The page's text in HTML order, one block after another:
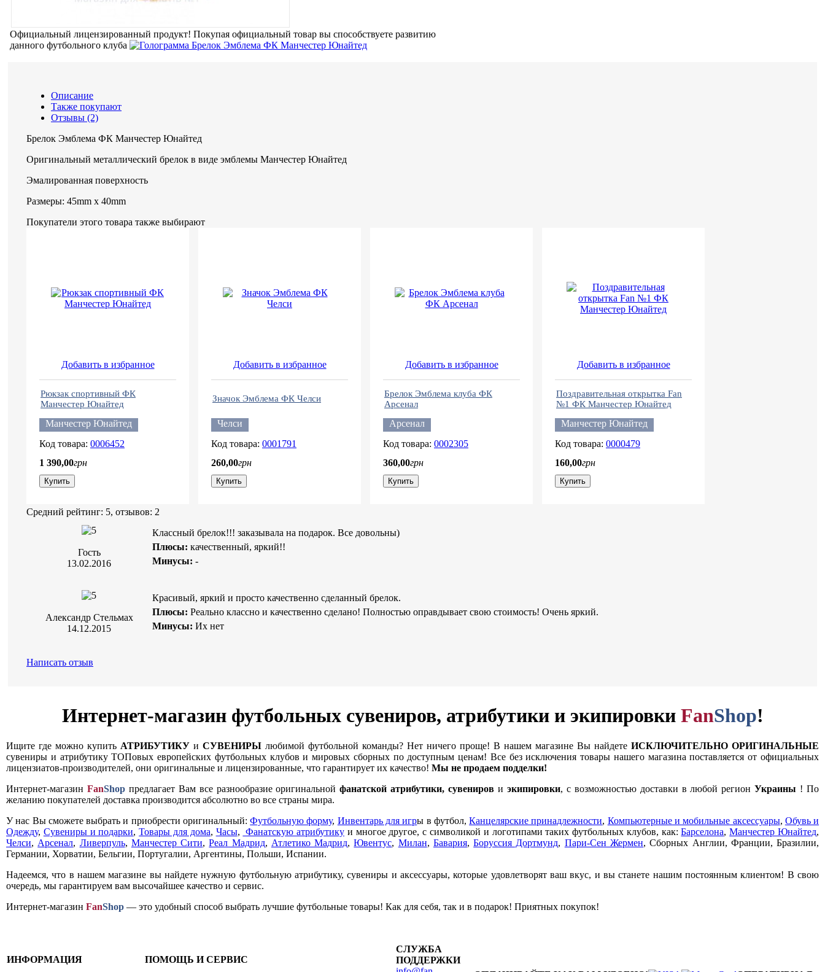
Официальный лицензированный продукт! Покупая официальный товар вы способствуете развитию
данного футбольного клуба
Описание
Также покупают
Отзывы (2)
Брелок Эмблема ФК Манчестер Юнайтед
Оригинальный металлический брелок в виде эмблемы Манчестер Юнайтед
Эмалированная поверхность
Размеры: 45mm x 40mm
Покупатели этого товара также выбирают
Добавить в избранное
Рюкзак спортивный ФК
Манчестер Юнайтед
Манчестер Юнайтед
0006452
1 390,00грн
Купить
Добавить в избранное
Значок Эмблема ФК Челси
Челси
0001791
260,00грн
Купить
Добавить в избранное
Брелок Эмблема клуба ФК
Арсенал
Арсенал
0002305
360,00грн
Купить
Добавить в избранное
Поздравительная открытка Fan
№1 ФК Манчестер Юнайтед
Манчестер Юнайтед
0000479
160,00грн
Купить
3D магнит Эмблема ФК
0002377
Купить
0001907
Купить
Средний рейтинг: 5, отзывов: 2
Гость
13.02.2016
Классный брелок!!! заказывала на подарок. Все довольны)
Плюсы: качественный, яркий!!
Минусы: -
Александр Стельмах
14.12.2015
Красивый, яркий и просто качественно сделанный брелок.
Плюсы: Реально классно и качественно сделано! Полностью оправдывает свою стоимость! Очень яркий.
Минусы: Их нет
Написать отзыв
Интернет-магазин футбольных сувениров, атрибутики и экипировки FanShop!
Ищите где можно купить АТРИБУТИКУ и СУВЕНИРЫ любимой футбольной команды? Нет ничего проще! В нашем магазине Вы найдете ИСКЛЮЧИТЕЛЬНО ОРИГИНАЛЬНЫЕ
сувениры и атрибутику ТОПовых европейских футбольных клубов и мировых сборных по доступным ценам! Все без исключения товары нашего магазина поставляется от официальных
лицензиатов-производителей, они оригинальные и лицензированные, что гарантирует их качество! Мы не продаем подделки!
Интернет-магазин FanShopпредлагает Вам все разнообразие оригинальнойфанатской атрибутики, сувениров и экипировки, с возможностью доставки в любой регионУкраины ! По
желанию покупателей доставка производится абсолютно во все страны мира.
У нас Вы сможете выбрать и приобрести оригинальный:Футбольную форму, Инвентарь для игры в футбол,Канцелярские принадлежности, Компьютерные и мобильные аксессуары, Обувь и
Одежду, Сувениры и подарки,Товары для дома, Часы, Фанатскую атрибутикуи многое другое, с символикой и логотипами таких футбольных клубов, как:Барселона,Манчестер Юнайтед,
Челси, Арсенал, Ливерпуль, Манчестер Сити,Реал Мадрид, Атлетико Мадрид,Ювентус, Милан, Бавария,Боруссия Дортмунд, Пари-Сен Жермен, Сборных Англии, Франции, Бразилии,
Германии, Хорватии, Бельгии, Португалии, Аргентины, Польши, Испании.
Надеемся, что в нашем магазине вы найдете нужную футбольную атрибутику, сувениры и аксессуары, которые удовлетворят ваш вкус, и вы станете нашим постоянным клиентом! В свою
очередь, мы гарантируем вам высочайшее качество и сервис.
Интернет-магазин FanShop — это удобный способ выбрать лучшие футбольные товары! Как для себя, так и в подарок! Приятных покупок!
ИНФОРМАЦИЯ ПОМОЩЬ И СЕРВИС
СЛУЖБА
ПОДДЕРЖКИ